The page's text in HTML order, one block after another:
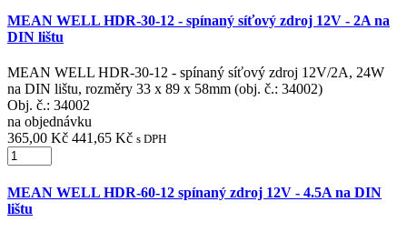
MEAN WELL HDR-30-12 - spínaný síťový zdroj 12V - 2A na
DIN lištu
MEAN WELL HDR-30-12 - spínaný síťový zdroj 12V/2A, 24W
na DIN lištu, rozměry 33 x 89 x 58mm (obj. č.: 34002)
Obj. č.: 34002
na objednávku
365,00 Kč 441,65 Kč s DPH
MEAN WELL HDR-60-12 spínaný zdroj 12V - 4.5A na DIN
lištu